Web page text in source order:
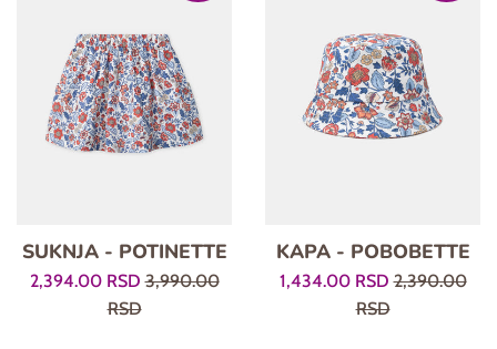
SUKNJA - POTINETTE
Prodajna
2,394.00 RSDRegularna
3,990.00
RSD
KAPA - POBOBETTE
Prodajna
1,434.00 RSDRegularna
2,390.00
RSD